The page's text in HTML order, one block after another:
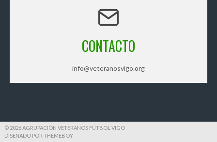
CONTACTO
info@veteranosvigo.org
© 2026 AGRUPACIÓN VETERANOS FÚTBOL VIGO
DISEÑADO POR THEMEBOY